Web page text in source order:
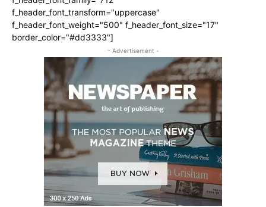
f_header_font_transform="uppercase"
f_header_font_weight="500" f_header_font_size="17"
border_color="#dd3333"]
- Advertisement -